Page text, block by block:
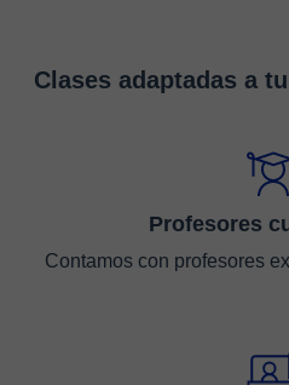
Clases adaptadas a
Profesores
Contamos con profesores